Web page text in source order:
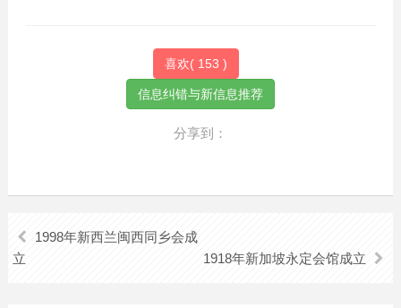
喜欢( 153 )
分享到：
1998年新西兰闽西同乡会成
立
1918年新加坡永定会馆成立